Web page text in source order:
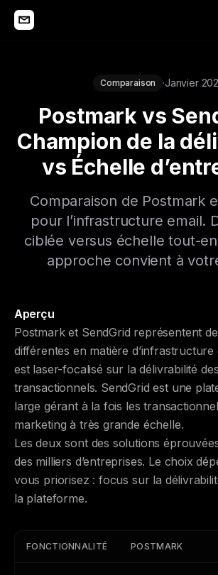
Comparaison ·Janvier
Postmark vs
Champion de la
vs Échelle
Comparaison de Postmark
pour l’infrastructure email.
ciblée versus échelle tout-
approche convient à
Aperçu
Postmark et SendGrid représentent
différentes en matière d’infrastructure
est laser-focalisé sur la délivrabilité
transactionnels. SendGrid est une
large gérant à la fois les
marketing à très grande échelle.
Les deux sont des solutions
des milliers d’entreprises. Le choix
vous priorisez : focus sur la
la plateforme.
FONCTIONNALITÉ POSTMARK